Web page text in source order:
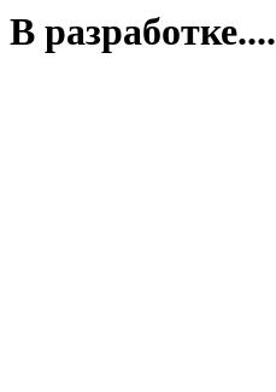
В разработке....